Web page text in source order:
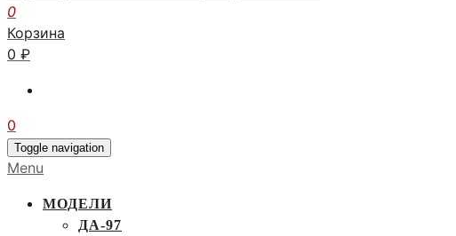
0
Корзина
0 ₽
0
Toggle navigation
Menu
МОДЕЛИ
ДА-97